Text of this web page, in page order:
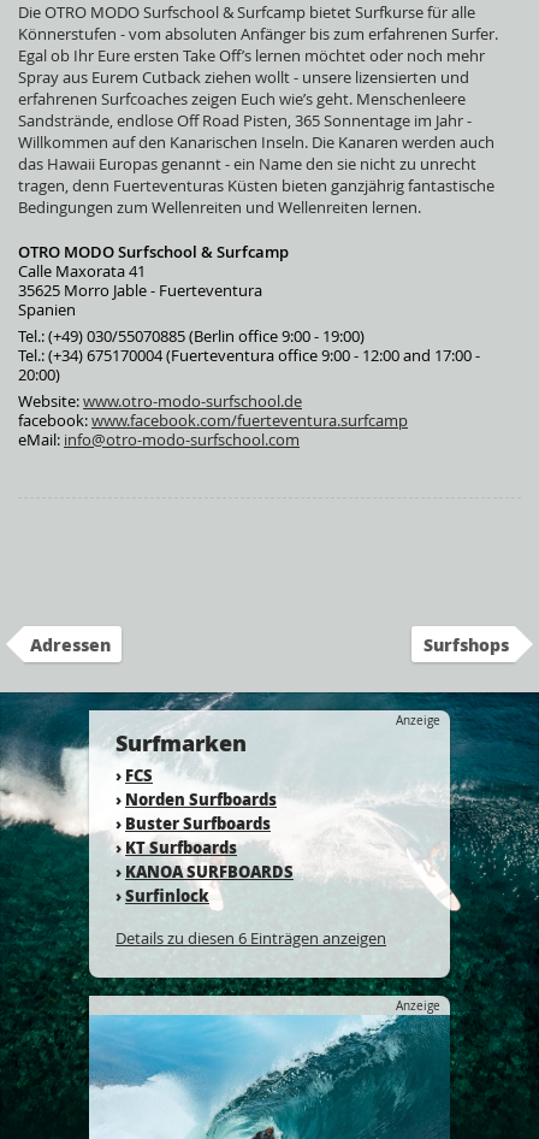
Die OTRO MODO Surfschool & Surfcamp bietet Surfkurse für alle
Könnerstufen - vom absoluten Anfänger bis zum erfahrenen Surfer.
Egal ob Ihr Eure ersten Take Off’s lernen möchtet oder noch mehr
Spray aus Eurem Cutback ziehen wollt - unsere lizensierten und
erfahrenen Surfcoaches zeigen Euch wie’s geht. Menschenleere
Sandstrände, endlose Off Road Pisten, 365 Sonnentage im Jahr -
Willkommen auf den Kanarischen Inseln. Die Kanaren werden auch
das Hawaii Europas genannt - ein Name den sie nicht zu unrecht
tragen, denn Fuerteventuras Küsten bieten ganzjährig fantastische
Bedingungen zum Wellenreiten und Wellenreiten lernen.
OTRO MODO Surfschool & Surfcamp
Calle Maxorata 41
35625 Morro Jable - Fuerteventura
Spanien
Tel.: (+49) 030/55070885 (Berlin office 9:00 - 19:00)
Tel.: (+34) 675170004 (Fuerteventura office 9:00 - 12:00 and 17:00 -
20:00)
Website:www.otro-modo-surfschool.de
facebook:www.facebook.com/fuerteventura.surfcamp
eMail: info@otro-modo-surfschool.com
Adressen Surfshops
Anzeige
Surfmarken
› FCS
› Norden Surfboards
› Buster Surfboards
› KT Surfboards
› KANOA SURFBOARDS
›Surfinlock
Details zu diesen 6 Einträgen anzeigen
Anzeige